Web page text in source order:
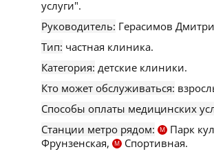
услуги".
Руководитель: Герасимов
Тип: частная клиника.
Категория: детские клиники.
Кто может обслуживаться:
Способы оплаты медицинских
Станции метро рядом:
М Парк
Фрунзенская, М
Спортивная.